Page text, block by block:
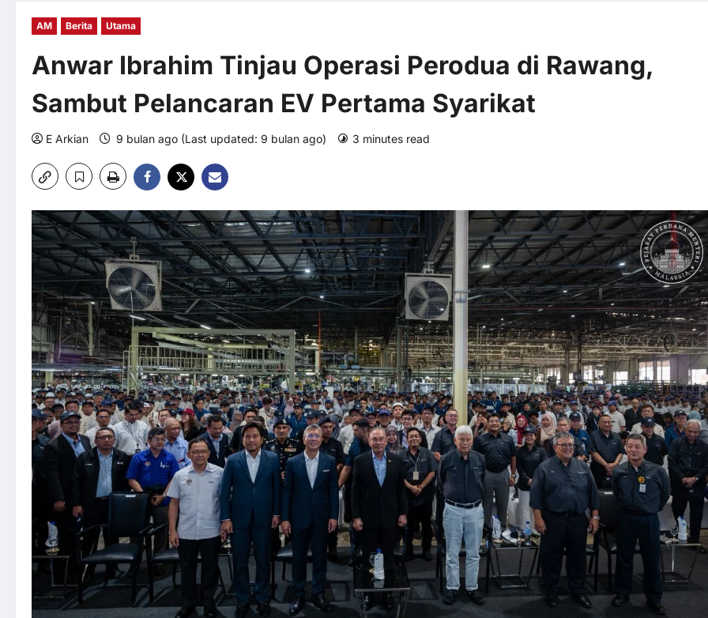
AM Berita Utama
Anwar Ibrahim Tinjau Operasi Perodua di Rawang,
Sambut Pelancaran EV Pertama Syarikat
E Arkian 9 bulan ago (Last updated: 9 bulan ago) 3 minutes read